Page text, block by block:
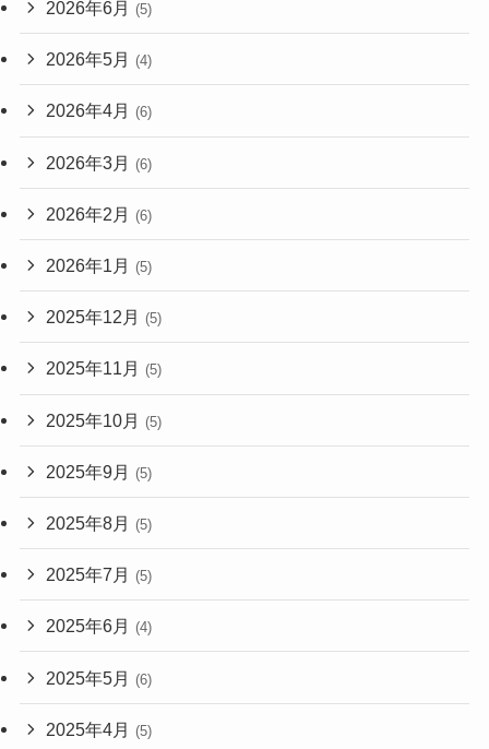
2026年6月 (5)
2026年5月 (4)
2026年4月 (6)
2026年3月 (6)
2026年2月 (6)
2026年1月 (5)
2025年12月 (5)
2025年11月 (5)
2025年10月 (5)
2025年9月 (5)
2025年8月 (5)
2025年7月 (5)
2025年6月 (4)
2025年5月 (6)
2025年4月 (5)